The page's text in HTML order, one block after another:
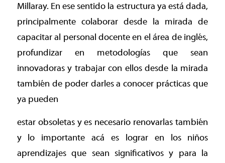
Millaray. En ese sentido la estructura ya está dada,
principalmente colaborar desde la mirada de
capacitar al personal docente en el área de inglés,
profundizar en metodologías que sean
innovadoras y trabajar con ellos desde la mirada
también de poder darles a conocer prácticas que
ya pueden
estar obsoletas y es necesario renovarlas también
y lo importante acá es lograr en los niños
aprendizajes que sean significativos y para la